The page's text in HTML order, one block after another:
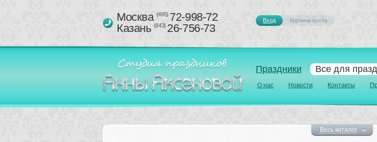
Праздники Все для
О нас Новости Контакты
Москва (495)72-998-72
Казань (843)26-756-73
Вход Корзина пуста
Весь каталог